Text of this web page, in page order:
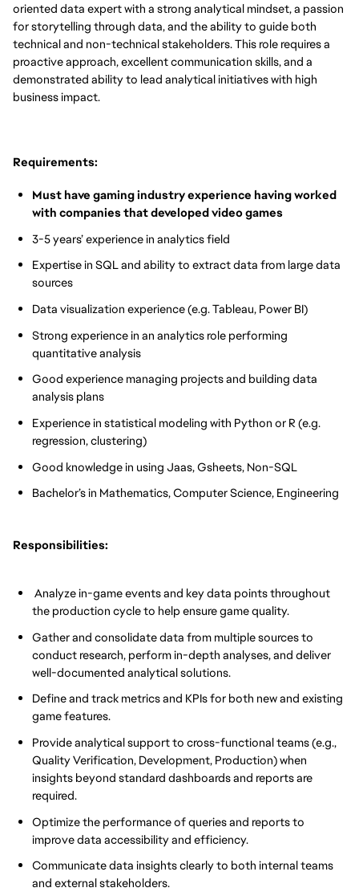
oriented data expert with a strong analytical mindset, a passion
for storytelling through data, and the ability to guide both
technical and non-technical stakeholders. This role requires a
proactive approach, excellent communication skills, and a
demonstrated ability to lead analytical initiatives with high
business impact.
Requirements:
Must have gaming industry experience having worked
with companies that developed video games
3-5 years’ experience in analytics field
Expertise in SQL and ability to extract data from large data
sources
Data visualization experience (e.g. Tableau, Power BI)
Strong experience in an analytics role performing
quantitative analysis
Good experience managing projects and building data
analysis plans
Experience in statistical modeling with Python or R (e.g.
regression, clustering)
Good knowledge in using Jaas, Gsheets, Non-SQL
Bachelor’s in Mathematics, Computer Science, Engineering
Responsibilities:
Analyze in-game events and key data points throughout
the production cycle to help ensure game quality.
Gather and consolidate data from multiple sources to
conduct research, perform in-depth analyses, and deliver
well-documented analytical solutions.
Define and track metrics and KPIs for both new and existing
game features.
Provide analytical support to cross-functional teams (e.g.,
Quality Verification, Development, Production) when
insights beyond standard dashboards and reports are
required.
Optimize the performance of queries and reports to
improve data accessibility and efficiency.
Communicate data insights clearly to both internal teams
and external stakeholders.